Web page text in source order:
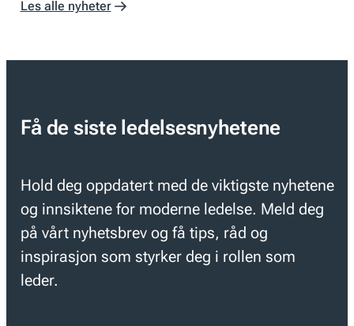
Les alle nyheter
Få de siste ledelsesnyhetene
Hold deg oppdatert med de viktigste nyhetene
og innsiktene for moderne ledelse. Meld deg
på vårt nyhetsbrev og få tips, råd og
inspirasjon som styrker deg i rollen som
leder.